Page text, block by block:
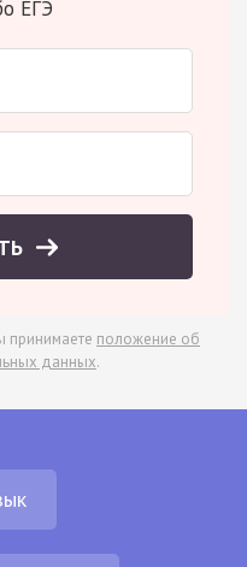
ЕГЭ
принимаете положение об
данных.